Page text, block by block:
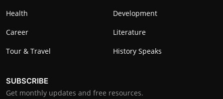
Health
Development
Career
Literature
Tour & Travel
History Speaks
SUBSCRIBE
Get monthly updates and free resources.